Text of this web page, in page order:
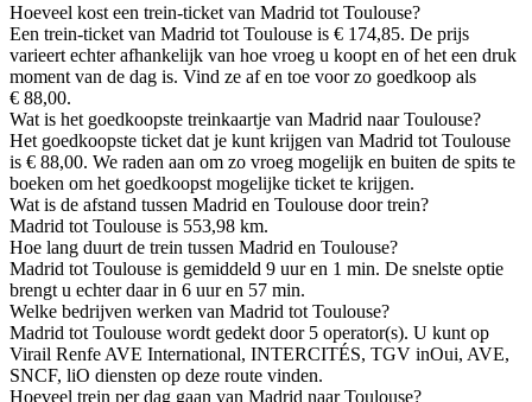
Hoeveel kost een trein-ticket van Madrid tot Toulouse?
Een trein-ticket van Madrid tot Toulouse is € 174,85. De prijs
varieert echter afhankelijk van hoe vroeg u koopt en of het een druk
moment van de dag is. Vind ze af en toe voor zo goedkoop als
€ 88,00.
Wat is het goedkoopste treinkaartje van Madrid naar Toulouse?
Het goedkoopste ticket dat je kunt krijgen van Madrid tot Toulouse
is € 88,00. We raden aan om zo vroeg mogelijk en buiten de spits te
boeken om het goedkoopst mogelijke ticket te krijgen.
Wat is de afstand tussen Madrid en Toulouse door trein?
Madrid tot Toulouse is 553,98 km.
Hoe lang duurt de trein tussen Madrid en Toulouse?
Madrid tot Toulouse is gemiddeld 9 uur en 1 min. De snelste optie
brengt u echter daar in 6 uur en 57 min.
Welke bedrijven werken van Madrid tot Toulouse?
Madrid tot Toulouse wordt gedekt door 5 operator(s). U kunt op
Virail Renfe AVE International, INTERCITÉS, TGV inOui, AVE,
SNCF, liO diensten op deze route vinden.
Hoeveel trein per dag gaan van Madrid naar Toulouse?